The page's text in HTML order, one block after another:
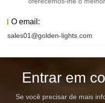
O email:
sales01@golden-lights.com
Entrar em
Se você precisar de mais